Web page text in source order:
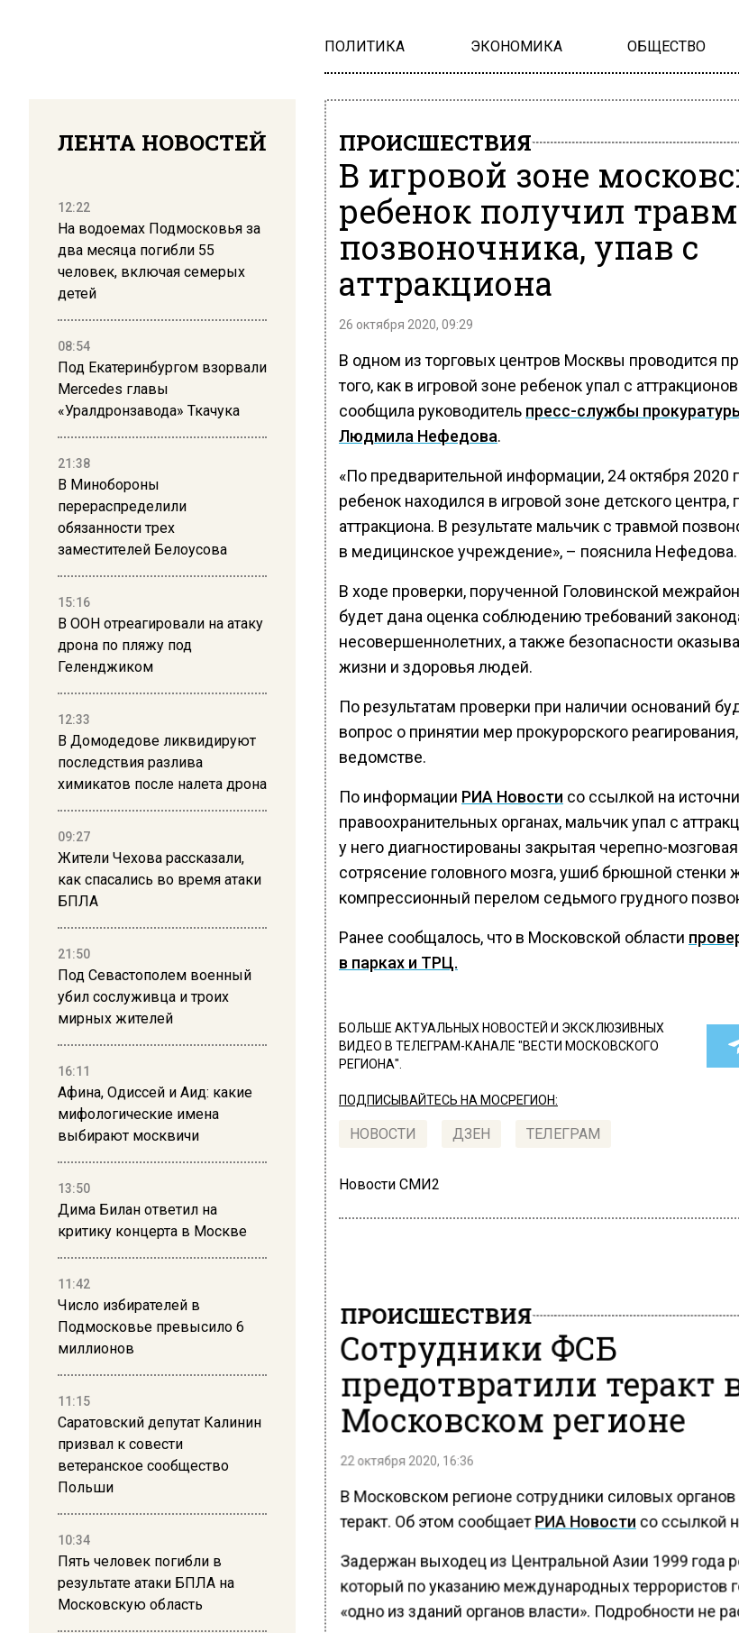
ПОЛИТИКА ЭКОНОМИКА ОБЩЕСТВО
ЛЕНТА НОВОСТЕЙ
12:22
На водоемах Подмосковья за
два месяца погибли 55
человек, включая семерых
детей
08:54
Под Екатеринбургом взорвали
Mercedes главы
«Уралдронзавода» Ткачука
21:38
В Минобороны
перераспределили
обязанности трех
заместителей Белоусова
15:16
В ООН отреагировали на атаку
дрона по пляжу под
Геленджиком
12:33
В Домодедове ликвидируют
последствия разлива
химикатов после налета дрона
09:27
Жители Чехова рассказали,
как спасались во время атаки
БПЛА
21:50
Под Севастополем военный
убил сослуживца и троих
мирных жителей
16:11
Афина, Одиссей и Аид: какие
мифологические имена
выбирают москвичи
13:50
Дима Билан ответил на
критику концерта в Москве
11:42
Число избирателей в
Подмосковье превысило 6
миллионов
11:15
Саратовский депутат Калинин
призвал к совести
ветеранское сообщество
Польши
10:34
Пять человек погибли в
результате атаки БПЛА на
Московскую область
ПРОИСШЕСТВИЯ
В игровой зоне
ребенок получил
позвоночника, упав с
аттракциона
26 октября 2020, 09:29
В одном из торговых центров Москвы проводится
того, как в игровой зоне ребенок упал с
сообщила руководитель пресс-службы
Людмила Нефедова.
«По предварительной информации, 24 октября 2020
ребенок находился в игровой зоне детского центра,
аттракциона. В результате мальчик с травмой
в медицинское учреждение», – пояснила Нефедова.
В ходе проверки, порученной Головинской
будет дана оценка соблюдению требований
несовершеннолетних, а также безопасности
жизни и здоровья людей.
По результатам проверки при наличии оснований
вопрос о принятии мер прокурорского
ведомстве.
По информации РИА Новости со ссылкой на
правоохранительных органах, мальчик упал с
у него диагностированы закрытая черепно-
сотрясение головного мозга, ушиб брюшной стенки
компрессионный перелом седьмого грудного
Ранее сообщалось, что в Московской области
в парках и ТРЦ.
БОЛЬШЕ АКТУАЛЬНЫХ НОВОСТЕЙ И ЭКСКЛЮЗИВНЫХ
ВИДЕО В ТЕЛЕГРАМ-КАНАЛЕ "ВЕСТИ МОСКОВСКОГО
РЕГИОНА".
ПОДПИСЫВАЙТЕСЬ НА МОСРЕГИОН:
НОВОСТИ ДЗЕН ТЕЛЕГРАМ
Новости СМИ2
ПРОИСШЕСТВИЯ
Сотрудники ФСБ
предотвратили теракт
Московском регионе
22 октября 2020, 16:36
В Московском регионе сотрудники силовых
теракт. Об этом сообщаетРИА Новости со ссылкой
Задержан выходец из Центральной Азии 1999 года
который по указанию международных террористов
«одно из зданий органов власти». Подробности не